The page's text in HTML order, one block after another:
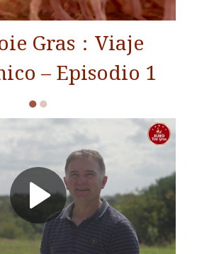
Gras：Viaje
– Episodio 1
●●